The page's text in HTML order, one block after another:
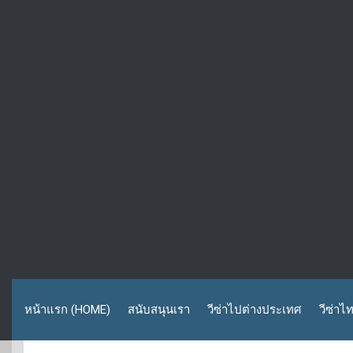
หน้าแรก (HOME) สนับสนุนเรา วีซ่าไปต่างประเทศ วีซ่าไ